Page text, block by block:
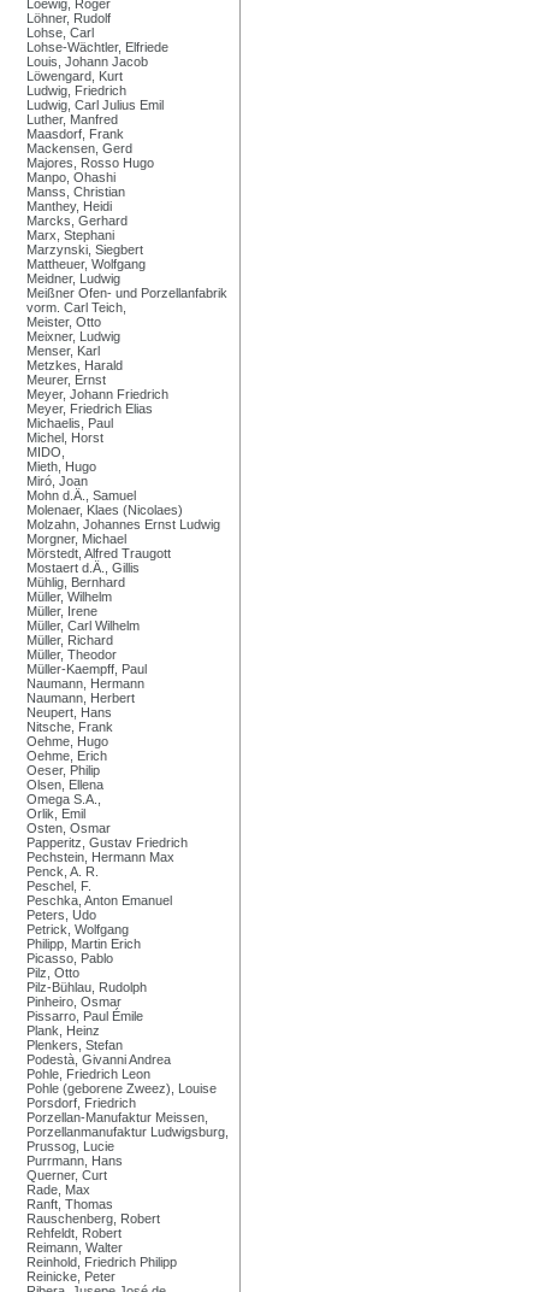
Loewig, Roger
Löhner, Rudolf
Lohse, Carl
Lohse-Wächtler, Elfriede
Louis, Johann Jacob
Löwengard, Kurt
Ludwig, Friedrich
Ludwig, Carl Julius Emil
Luther, Manfred
Maasdorf, Frank
Mackensen, Gerd
Majores, Rosso Hugo
Manpo, Ohashi
Manss, Christian
Manthey, Heidi
Marcks, Gerhard
Marx, Stephani
Marzynski, Siegbert
Mattheuer, Wolfgang
Meidner, Ludwig
Meißner Ofen- und Porzellanfabrik
vorm. Carl Teich,
Meister, Otto
Meixner, Ludwig
Menser, Karl
Metzkes, Harald
Meurer, Ernst
Meyer, Johann Friedrich
Meyer, Friedrich Elias
Michaelis, Paul
Michel, Horst
MIDO,
Mieth, Hugo
Miró, Joan
Mohn d.Ä., Samuel
Molenaer, Klaes (Nicolaes)
Molzahn, Johannes Ernst Ludwig
Morgner, Michael
Mörstedt, Alfred Traugott
Mostaert d.Ä., Gillis
Mühlig, Bernhard
Müller, Wilhelm
Müller, Irene
Müller, Carl Wilhelm
Müller, Richard
Müller, Theodor
Müller-Kaempff, Paul
Naumann, Hermann
Naumann, Herbert
Neupert, Hans
Nitsche, Frank
Oehme, Hugo
Oehme, Erich
Oeser, Philip
Olsen, Ellena
Omega S.A.,
Orlik, Emil
Osten, Osmar
Papperitz, Gustav Friedrich
Pechstein, Hermann Max
Penck, A. R.
Peschel, F.
Peschka, Anton Emanuel
Peters, Udo
Petrick, Wolfgang
Philipp, Martin Erich
Picasso, Pablo
Pilz, Otto
Pilz-Bühlau, Rudolph
Pinheiro, Osmar
Pissarro, Paul Émile
Plank, Heinz
Plenkers, Stefan
Podestà, Givanni Andrea
Pohle, Friedrich Leon
Pohle (geborene Zweez), Louise
Porsdorf, Friedrich
Porzellan-Manufaktur Meissen,
Porzellanmanufaktur Ludwigsburg,
Prussog, Lucie
Purrmann, Hans
Querner, Curt
Rade, Max
Ranft, Thomas
Rauschenberg, Robert
Rehfeldt, Robert
Reimann, Walter
Reinhold, Friedrich Philipp
Reinicke, Peter